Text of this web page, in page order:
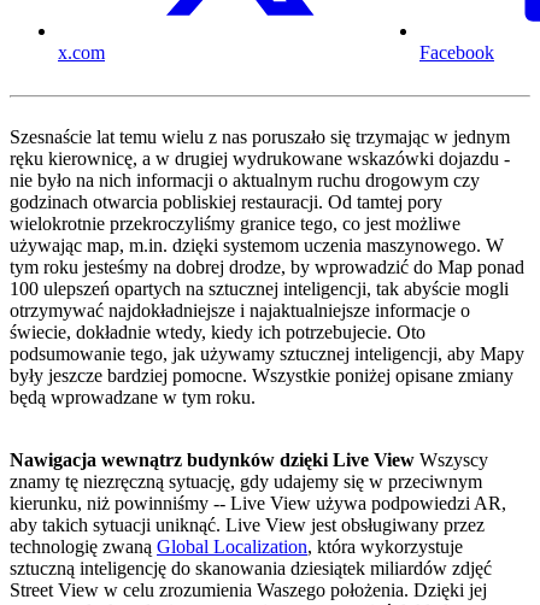
x.com Facebook
Szesnaście lat temu wielu z nas poruszało się trzymając w jednym
ręku kierownicę, a w drugiej wydrukowane wskazówki dojazdu -
nie było na nich informacji o aktualnym ruchu drogowym czy
godzinach otwarcia pobliskiej restauracji. Od tamtej pory
wielokrotnie przekroczyliśmy granice tego, co jest możliwe
używając map, m.in. dzięki systemom uczenia maszynowego. W
tym roku jesteśmy na dobrej drodze, by wprowadzić do Map ponad
100 ulepszeń opartych na sztucznej inteligencji, tak abyście mogli
otrzymywać najdokładniejsze i najaktualniejsze informacje o
świecie, dokładnie wtedy, kiedy ich potrzebujecie. Oto
podsumowanie tego, jak używamy sztucznej inteligencji, aby Mapy
były jeszcze bardziej pomocne. Wszystkie poniżej opisane zmiany
będą wprowadzane w tym roku.
Nawigacja wewnątrz budynków dzięki Live View Wszyscy
znamy tę niezręczną sytuację, gdy udajemy się w przeciwnym
kierunku, niż powinniśmy -- Live View używa podpowiedzi AR,
aby takich sytuacji uniknąć. Live View jest obsługiwany przez
technologię zwaną Global Localization, która wykorzystuje
sztuczną inteligencję do skanowania dziesiątek miliardów zdjęć
Street View w celu zrozumienia Waszego położenia. Dzięki jej